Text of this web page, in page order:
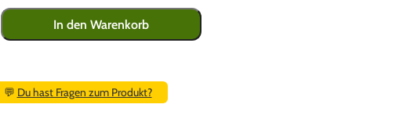
In den Warenkorb
💬 Du hast Fragen zum Produkt?